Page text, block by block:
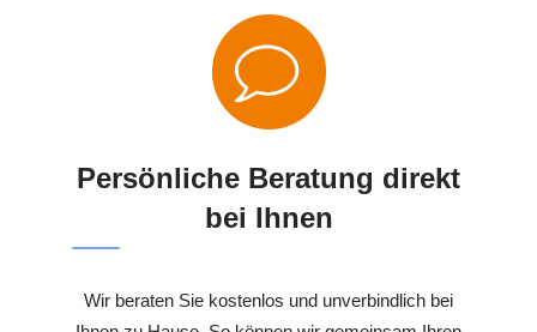
Persönliche Beratung direkt
bei Ihnen
Wir beraten Sie kostenlos und unverbindlich bei